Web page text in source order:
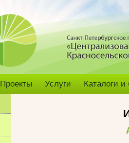
Проекты Услуги Каталоги